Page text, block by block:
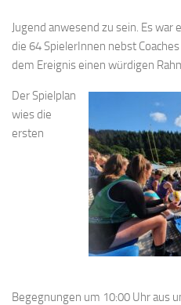
Jugend anwesend zu sein. Es war
die 64 SpielerInnen nebst
dem Ereignis einen würdigen
Der Spielplan
wies die
ersten
Begegnungen um 10:00 Uhr aus